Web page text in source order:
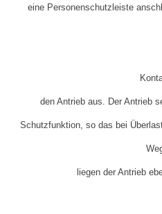
eine Personenschutzleiste
den Antrieb aus. Der Antrieb
Schutzfunktion, so das bei
liegen der Antrieb